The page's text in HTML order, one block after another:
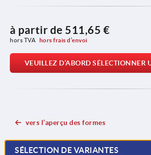
à partir de 511,65 €
hors TVA hors frais d’envoi
VEUILLEZ D’ABORD SÉLECTIONNER
vers l’aperçu des formes
SÉLECTION DE VARIANTES